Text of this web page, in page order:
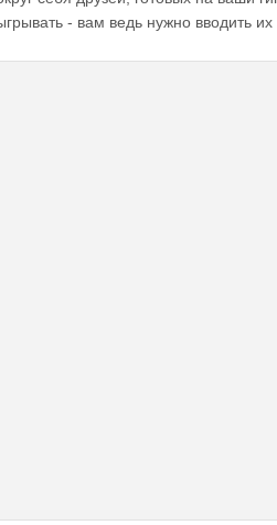
- вам ведь нужно вводить